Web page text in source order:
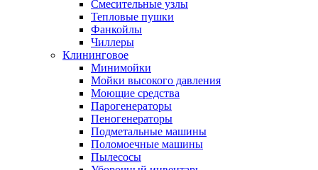
Смесительные узлы
Тепловые пушки
Фанкойлы
Чиллеры
Клининговое
Минимойки
Мойки высокого давления
Моющие средства
Парогенераторы
Пеногенераторы
Подметальные машины
Поломоечные машины
Пылесосы